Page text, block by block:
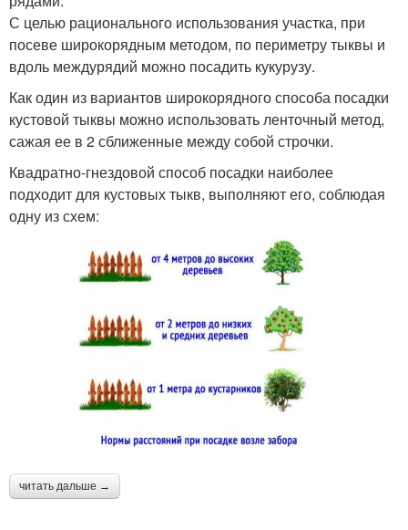
С целью рационального использования участка, при
посеве широкорядным методом, по периметру тыквы и
вдоль междурядий можно посадить кукурузу.
Как один из вариантов широкорядного способа посадки
кустовой тыквы можно использовать ленточный метод,
сажая ее в 2 сближенные между собой строчки.
Квадратно-гнездовой способ посадки наиболее
подходит для кустовых тыкв, выполняют его, соблюдая
одну из схем:
читать дальше →